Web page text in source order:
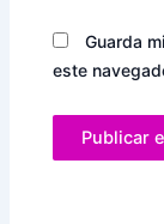
Guarda
este